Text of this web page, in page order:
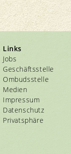
Links
Jobs
Geschäftsstelle
Ombudsstelle
Medien
Impressum
Datenschutz
Privatsphäre